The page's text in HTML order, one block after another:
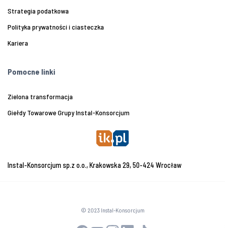
Strategia podatkowa
Polityka prywatności i ciasteczka
Kariera
Pomocne linki
Zielona transformacja
Giełdy Towarowe Grupy Instal-Konsorcjum
Instal-Konsorcjum sp.z o.o., Krakowska 29, 50-424 Wrocław
© 2023 Instal-Konsorcjum